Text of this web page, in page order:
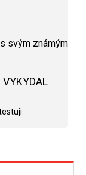
svým známým